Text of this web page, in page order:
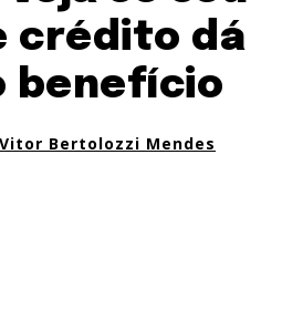
crédito dá
benefício
Vitor Bertolozzi Mendes